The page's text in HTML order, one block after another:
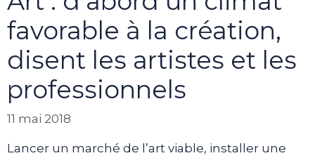
favorable à la création,
disent les artistes et les
professionnels
11 mai 2018
Lancer un marché de l’art viable, installer une